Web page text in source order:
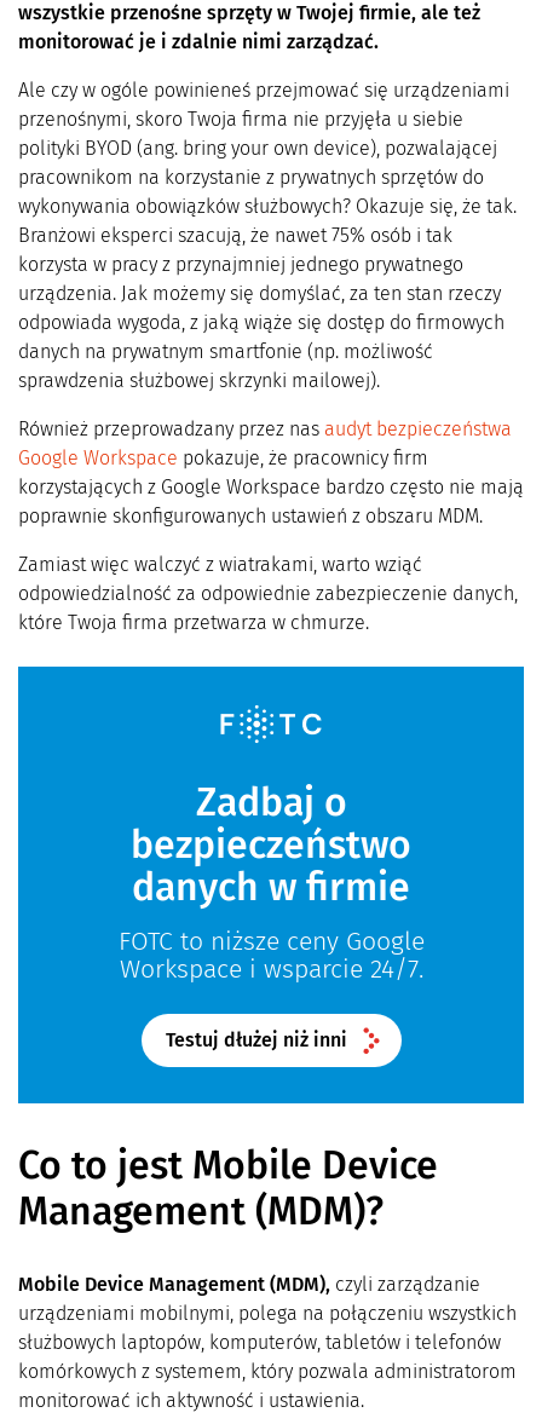
wszystkie przenośne sprzęty w Twojej firmie, ale też
monitorować je i zdalnie nimi zarządzać.
Ale czy w ogóle powinieneś przejmować się urządzeniami
przenośnymi, skoro Twoja firma nie przyjęła u siebie
polityki BYOD (ang. bring your own device), pozwalającej
pracownikom na korzystanie z prywatnych sprzętów do
wykonywania obowiązków służbowych? Okazuje się, że tak.
Branżowi eksperci szacują, że nawet 75% osób i tak
korzysta w pracy z przynajmniej jednego prywatnego
urządzenia. Jak możemy się domyślać, za ten stan rzeczy
odpowiada wygoda, z jaką wiąże się dostęp do firmowych
danych na prywatnym smartfonie (np. możliwość
sprawdzenia służbowej skrzynki mailowej).
Również przeprowadzany przez nas audyt bezpieczeństwa
Google Workspace pokazuje, że pracownicy firm
korzystających z Google Workspace bardzo często nie mają
poprawnie skonfigurowanych ustawień z obszaru MDM.
Zamiast więc walczyć z wiatrakami, warto wziąć
odpowiedzialność za odpowiednie zabezpieczenie danych,
które Twoja firma przetwarza w chmurze.
Zadbaj o
bezpieczeństwo
danych w firmie
FOTC to niższe ceny Google
Workspace i wsparcie 24/7.
Testuj dłużej niż inni
Co to jest Mobile Device
Management (MDM)?
Mobile Device Management (MDM), czyli zarządzanie
urządzeniami mobilnymi, polega na połączeniu wszystkich
służbowych laptopów, komputerów, tabletów i telefonów
komórkowych z systemem, który pozwala administratorom
monitorować ich aktywność i ustawienia.